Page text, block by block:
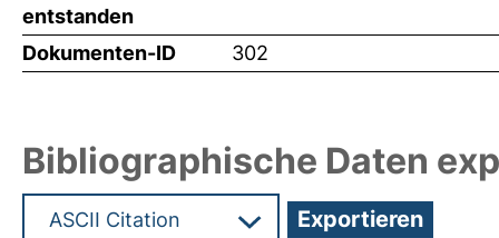
entstanden
Dokumenten-ID 302
Bibliographische Daten